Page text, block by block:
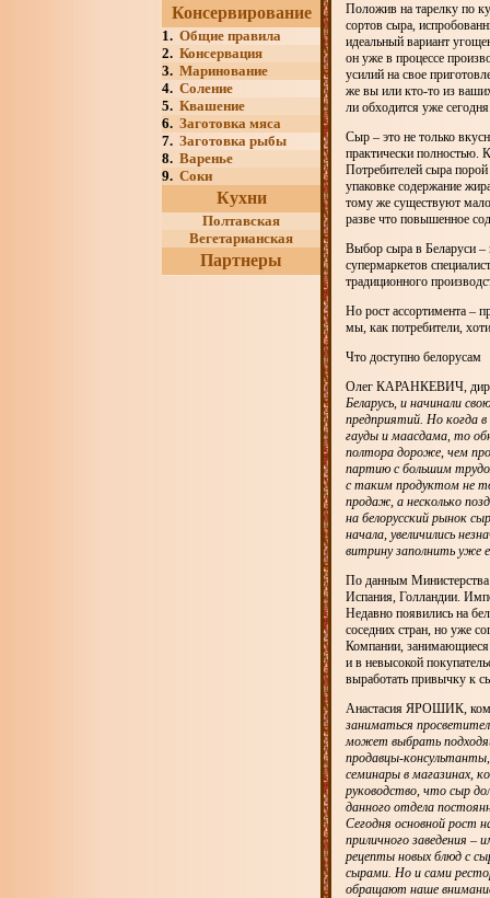
Консервирование
1. Общие правила
2. Консервация
3. Маринование
4. Соление
5. Квашение
6. Заготовка мяса
7. Заготовка рыбы
8. Варенье
9. Соки
Кухни
Полтавская
Вегетарианская
Партнеры
Положив на тарелку по
сортов сыра,
идеальный вариант
он уже в процессе
усилий на свое
же вы или кто-то из
ли обходится уже
Сыр – это не только
практически
Потребителей сыра порой
упаковке содержание
тому же существуют
разве что повышенное
Выбор сыра в Беларуси –
супермаркетов
традиционного
Но рост ассортимента –
мы, как потребители,
Что доступно белорусам
Олег КАРАНКЕВИЧ,
Беларусь, и начинали
предприятий. Но когда в
гауды и маасдама, то
полтора дороже, чем
партию с большим
с таким продуктом не
продаж, а несколько
на белорусский рынок
начала, увеличились
витрину заполнить уже
По данным Министерства
Испания, Голландии.
Недавно появились на
соседних стран, но уже
Компании, занимающиеся
и в невысокой
выработать привычку к
Анастасия ЯРОШИК,
заниматься
может выбрать
продавцы-
семинары в магазинах,
руководство, что сыр
данного отдела
Сегодня основной рост
приличного заведения
рецепты новых блюд с
сырами. Но и сами
обращают наше